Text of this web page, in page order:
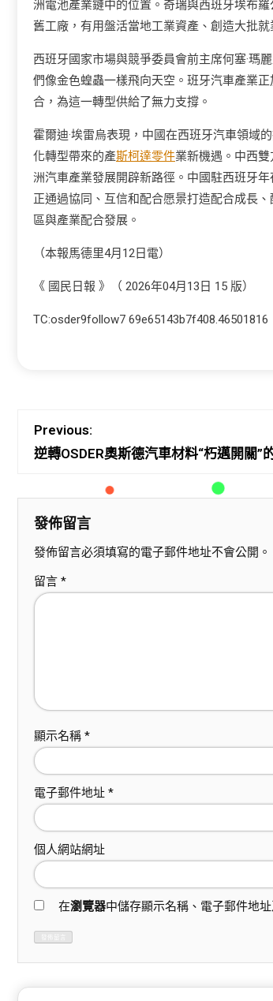
洲電池產業鏈中的位置。奇瑞與西班牙埃布
舊工廠，有用盤活當地工業資產、創造大批就
西班牙國家市場與競爭委員會前主席何塞·瑪
們像金色蝗蟲一樣飛向天空。班牙汽車產業
合，為這一轉型供給了無力支撐。
霍爾迪·埃雷烏表現，中國在西班牙汽車領域
化轉型帶來的產斯柯達零件業新機遇。中西
洲汽車產業發展開辟新路徑。中國駐西班牙
正通過協同、互信和配合愿景打造配合成長
區與產業配合發展。
（本報馬德里4月12日電）
《 國民日報 》（ 2026年04月13日 15 版）
TC:osder9follow7 69e65143b7f408.46501816
Previous:
逆轉OSDER奧斯德汽車材料“朽邁開關
發佈留言
發佈留言必須填寫的電子郵件地址不會公開。
留言 *
顯示名稱 *
電子郵件地址 *
個人網站網址
在瀏覽器中儲存顯示名稱、電子郵件地